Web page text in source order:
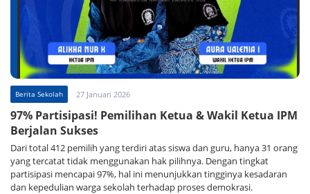
Berita Sekolah 27 Januari 2026
97% Partisipasi! Pemilihan Ketua & Wakil Ketua IPM
Berjalan Sukses
Dari total 412 pemilih yang terdiri atas siswa dan guru, hanya 31 orang
yang tercatat tidak menggunakan hak pilihnya. Dengan tingkat
partisipasi mencapai 97%, hal ini menunjukkan tingginya kesadaran
dan kepedulian warga sekolah terhadap proses demokrasi.